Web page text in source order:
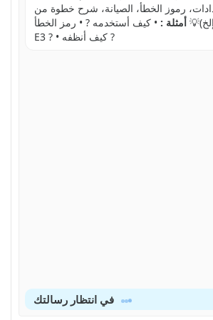
رموز الخطأ، الصيانة، شرح خطوة من
أمثلة : • كيف أستخدمه ? • رمز الخطأ
E3 ? • كيف أنظفه ?